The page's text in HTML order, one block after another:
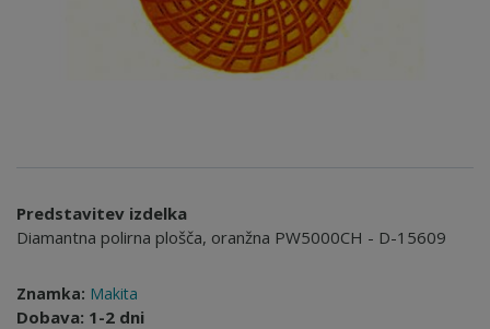
Predstavitev izdelka
Diamantna polirna plošča, oranžna PW5000CH - D-15609
Znamka: Makita
Dobava: 1-2 dni